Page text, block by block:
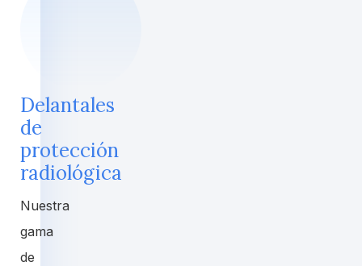
Delantales
de
protección
radiológica
Nuestra
gama
de